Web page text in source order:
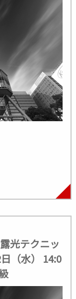
光テクニッ
（水） 14:0